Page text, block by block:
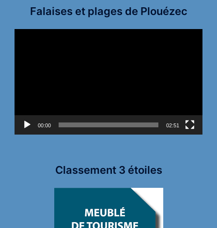
Falaises et plages de Plouézec
00:00 02:51
Classement 3 étoiles